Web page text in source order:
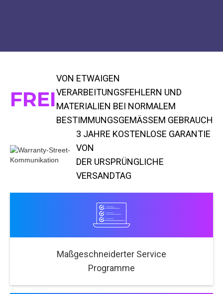
FREI
VON ETWAIGEN
VERARBEITUNGSFEHLERN UND
MATERIALIEN BEI NORMALEM
BESTIMMUNGSGEMÄSSEM GEBRAUCH
3 JAHRE KOSTENLOSE GARANTIE
VON
DER URSPRÜNGLICHE
VERSANDTAG
Maßgeschneiderter Service
Programme